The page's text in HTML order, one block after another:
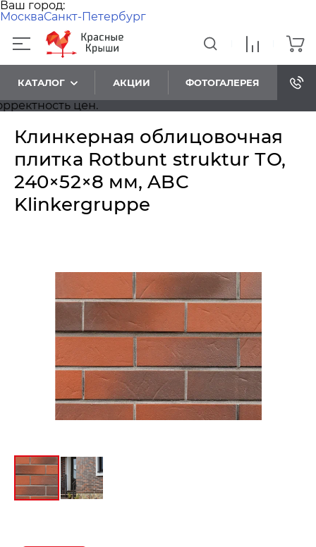
Ваш город:
МоскваСанкт-Петербург
КАТАЛОГ АКЦИИ ФОТОГАЛЕРЕЯ
цен.
Клинкерная облицовочная
плитка Rotbunt struktur ТО,
240×52×8 мм, ABC
Klinkergruppe